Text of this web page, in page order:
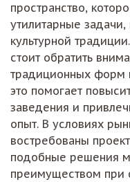
пространство,
утилитарные
культурной
стоит обратить
традиционных форм
это помогает
заведения и
опыт. В условиях
востребованы
подобные решения
преимуществом при